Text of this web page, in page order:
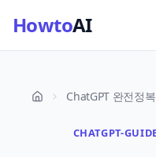
HowtoAI
ChatGPT 완전정복
CHATGPT-